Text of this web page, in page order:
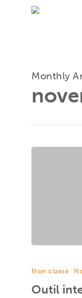
Monthly
Non classé
Outil